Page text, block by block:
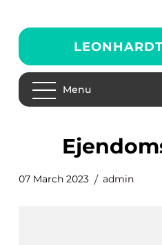
Menu
07 March 2023 admin